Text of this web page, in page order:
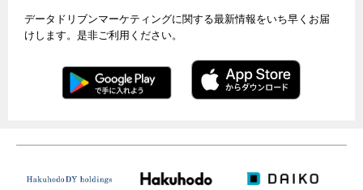
データドリブンマーケティングに関する最新情報をいち早くお届
けします。是非ご利用ください。